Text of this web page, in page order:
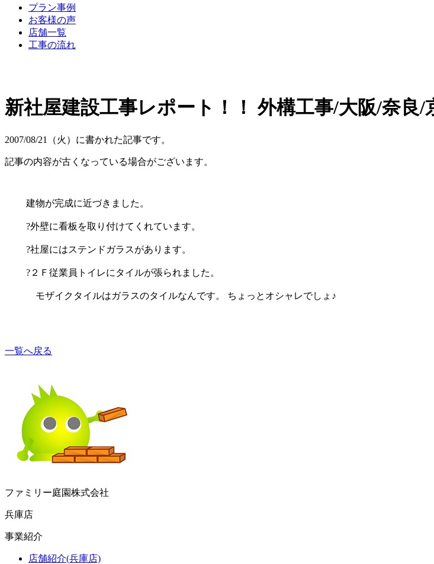
プラン事例
お客様の声
店舗一覧
工事の流れ
新社屋建設工事レポート！！ 外構工事/大阪/奈良/
2007/08/21（火）に書かれた記事です。
記事の内容が古くなっている場合がございます。
建物が完成に近づきました。
?外壁に看板を取り付けてくれています。
?社屋にはステンドガラスがあります。
?２Ｆ従業員トイレにタイルが張られました。
モザイクタイルはガラスのタイルなんです。 ちょっとオシャレでしょ♪
一覧へ戻る
ファミリー庭園株式会社
兵庫店
事業紹介
店舗紹介(兵庫店)